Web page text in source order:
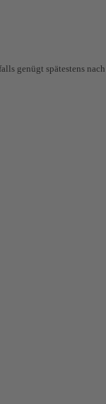
genügt spätestens